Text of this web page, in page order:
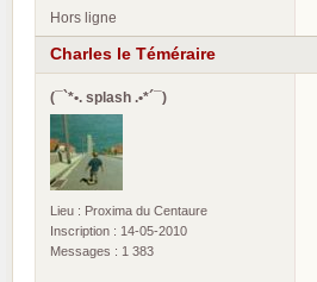
Hors ligne
Charles le Téméraire
(¯`*•. splash .•*´¯)
Lieu : Proxima du Centaure
Inscription : 14-05-2010
Messages : 1 383